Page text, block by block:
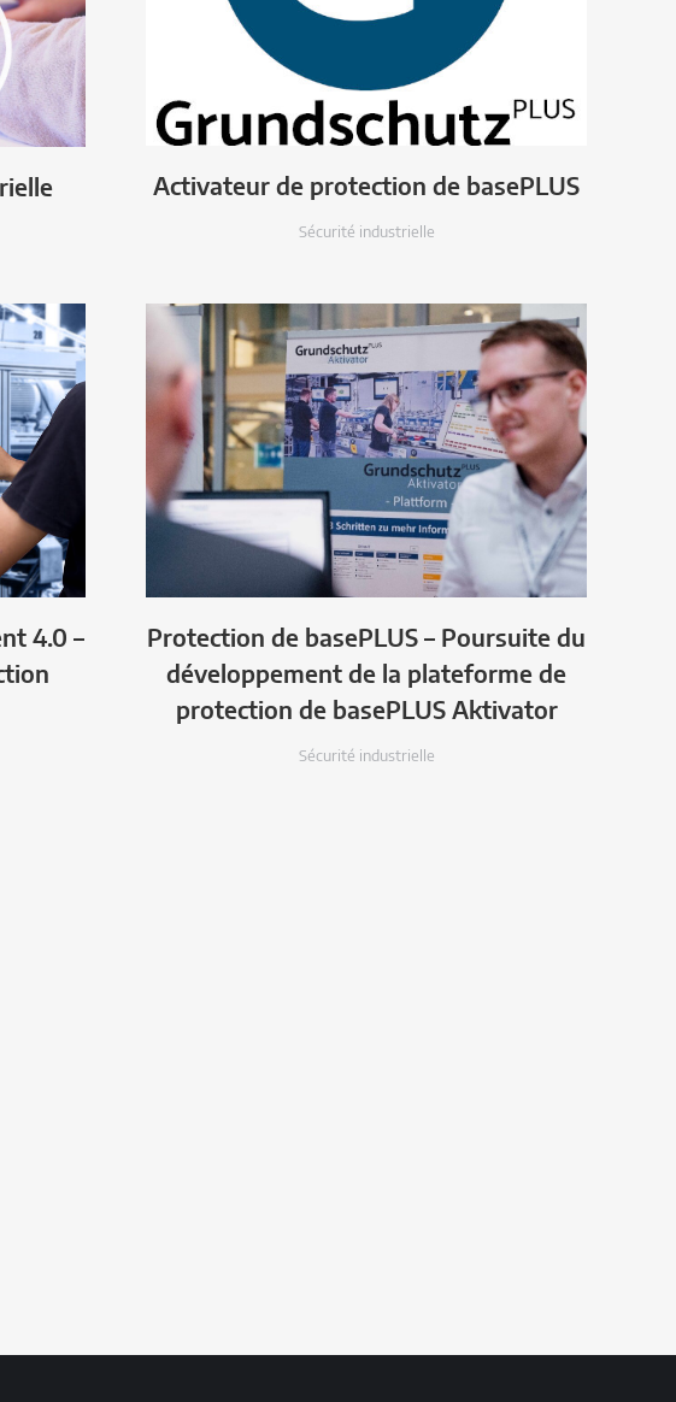
Activateur de protection de basePLUS
Sécurité industrielle
4.0 –
Protection de basePLUS – Poursuite du
développement de la plateforme de
protection de basePLUS Aktivator
Sécurité industrielle